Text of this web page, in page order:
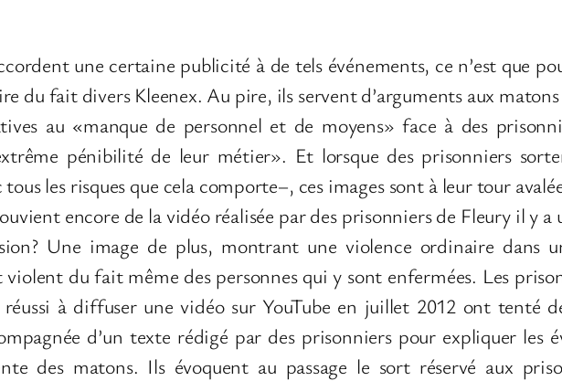
une certaine publicité à de tels événements, ce n’est que
du fait divers Kleenex. Au pire, ils servent d’arguments aux
au «manque de personnel et de moyens» face à des
pénibilité de leur métier». Et lorsque des prisonniers
les risques que cela comporte–, ces images sont à leur tour
encore de la vidéo réalisée par des prisonniers de Fleury il y a
Une image de plus, montrant une violence ordinaire dans
violent du fait même des personnes qui y sont enfermées. Les
à diffuser une vidéo sur YouTube en juillet 2012 ont tenté
d’un texte rédigé par des prisonniers pour expliquer les
des matons. Ils évoquent au passage le sort réservé aux